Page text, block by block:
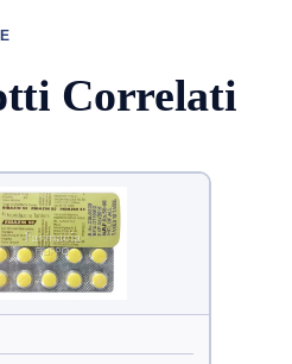
Correlati